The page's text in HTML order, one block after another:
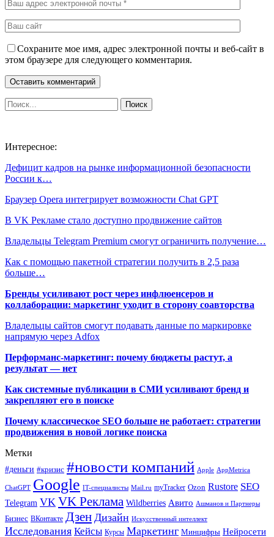
Сохраните мое имя, адрес электронной почты и веб-сайт в
этом браузере для следующего комментария.
Интересное:
Дефицит кадров на рынке информационной безопасности
России к…
Браузер Opera интегрирует возможности Chat GPT
В VK Рекламе стало доступно продвижение сайтов
Владельцы Telegram Premium смогут ограничить получение…
Как с помощью пакетной стратегии получить в 2,5 раза
больше…
Бренды усиливают рост через инфлюенсеров и
коллаборации: маркетинг уходит в сторону соавторства
Владельцы сайтов смогут подавать данные по маркировке
напрямую через Adfox
Перформанс-маркетинг: почему бюджеты растут, а
результат — нет
Как системные публикации в СМИ усиливают бренд и
закрепляют его в поиске
Почему классическое SEO больше не работает: стратегии
продвижения в новой логике поиска
Метки
#деньги #кризис #новости компаний Apple AppMetrica
ChatGPT Google IT-специалисты Mail.ru myTracker Ozon Rustore SEO
Telegram VK VK Реклама Wildberries Авито Ашманов и Партнеры
Бизнес ВКонтакте Дзен Дизайн Искусственный интеллект
Исследования Кейсы Курсы Маркетинг Минцифры Нейросети